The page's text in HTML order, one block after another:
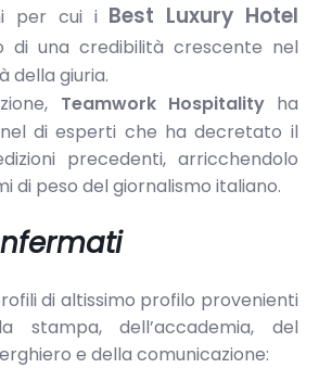
per cui i Best Luxury Hotel
di una credibilità crescente nel
della giuria.
Teamwork Hospitalityha
di esperti che ha decretato il
precedenti, arricchendolo
di peso del giornalismo italiano.
di altissimo profilo provenienti
stampa, dell’accademia, del
e della comunicazione: